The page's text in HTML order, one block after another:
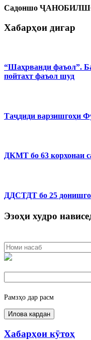
Садоншо
Хабарҳои дигар
“Шаҳрванди фаъол”.
пойтахт фаъол шуд
Таҷдиди варзишгоҳи
ДКМТ бо 63 корхонаи
ДДСТДТ бо 25
Эзоҳи худро
Рамзҳо дар расм
Хабарҳои кӯтоҳ